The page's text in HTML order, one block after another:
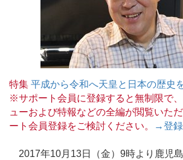
特集 平成から令和へ天皇と日本の歴史
※サポート会員に登録すると無制限で
ューおよび特報などの全編が閲覧いた
ート会員登録をご検討ください。
→登録
2017年10月13日（金）9時より鹿児